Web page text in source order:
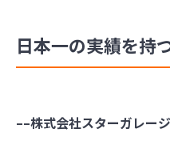
日本一の実績を持
––株式会社スターガレー